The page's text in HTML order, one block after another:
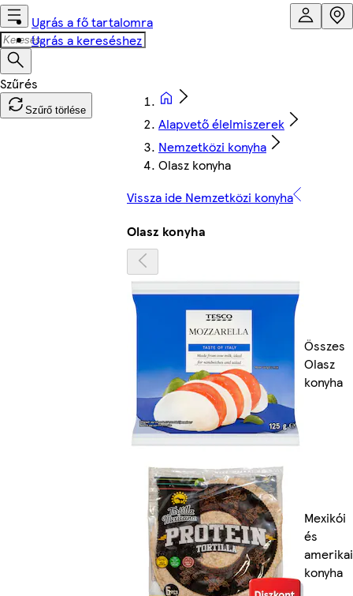
Ugrás a fő tartalomra
Ugrás a kereséshez
Szűrő törlése
Alapvető élelmiszerek
Nemzetközi konyha
Olasz konyha
Vissza ide Nemzetközi konyha
Olasz konyha
Összes
Olasz
konyha
Mexikói
és
amerikai
konyha